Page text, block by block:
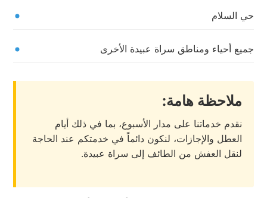
حي السلام
جميع أحياء ومناطق سراة عبيدة الأخرى
ملاحظة هامة:
نقدم خدماتنا على مدار الأسبوع، بما في ذلك أيام
العطل والإجازات، لنكون دائماً في خدمتكم عند الحاجة
لنقل العفش من الطائف إلى سراة عبيدة.